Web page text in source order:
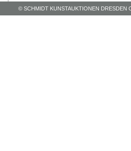
© SCHMIDT KUNSTAUKTIONEN DRESDEN